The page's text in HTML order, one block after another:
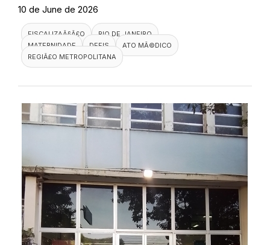
10 de June de 2026
FISCALIZAÃ§Ã£O
RIO DE JANEIRO
MATERNIDADE
DEFIS
ATO MÃ©DICO
REGIÃ£O METROPOLITANA